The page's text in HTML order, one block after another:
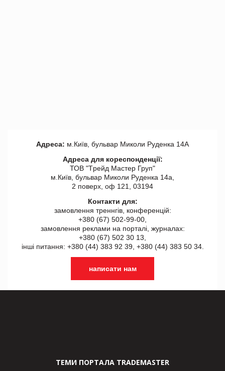
Адреса: м.Київ, бульвар Миколи Руденка 14А
Адреса для кореспонденції:
ТОВ "Tрейд Мастер Груп"
м.Київ, бульвар Миколи Руденка 14а,
2 поверх, оф 121, 03194
Контакти для:
замовлення треннгів, конференцій:
+380 (67) 502-99-00,
замовлення реклами на порталі, журналах:
+380 (67) 502 30 13,
інші питання: +380 (44) 383 92 39, +380 (44) 383 50 34.
написати нам
ТЕМИ ПОРТАЛА TRADEMASTER